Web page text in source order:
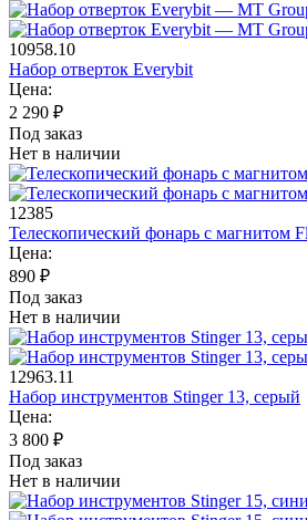
10958.10
Набор отверток Everybit
Цена:
2 290 ₽
Под заказ
Нет в наличии
12385
Телескопический фонарь с магнитом
Цена:
890 ₽
Под заказ
Нет в наличии
12963.11
Набор инструментов Stinger 13, серый
Цена:
3 800 ₽
Под заказ
Нет в наличии